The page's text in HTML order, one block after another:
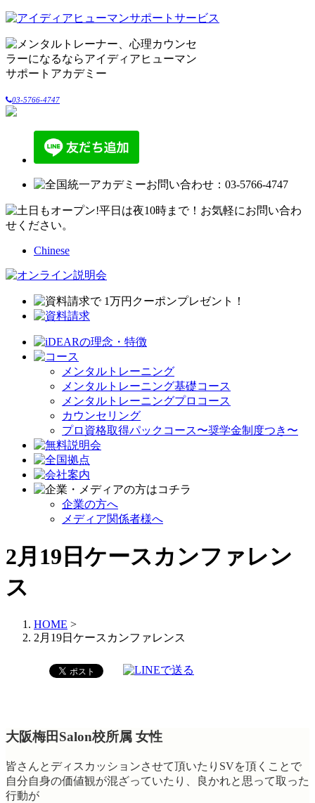
03-5766-4747
Chinese
メンタルトレーニング
メンタルトレーニング基礎コース
メンタルトレーニングプロコース
カウンセリング
プロ資格取得パックコース〜奨学金制度つき〜
企業の方へ
メディア関係者様へ
2月19日ケースカンファレン
ス
HOME >
2月19日ケースカンファレンス
大阪梅田Salon校所属 女性
皆さんとディスカッションさせて頂いたりSVを頂くことで
自分自身の価値観が混ざっていたり、良かれと思って取った
行動が